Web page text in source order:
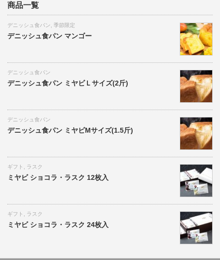
商品一覧
デニッシュ食パン 季節限定
デニッシュ食パン マンゴー
デニッシュ食パン
デニッシュ食パン ミヤビＬサイズ(2斤)
デニッシュ食パン
デニッシュ食パン ミヤビMサイズ(1.5斤)
ギフト ラスク
ミヤビ ショコラ・ラスク 12枚入
ギフト ラスク
ミヤビ ショコラ・ラスク 24枚入